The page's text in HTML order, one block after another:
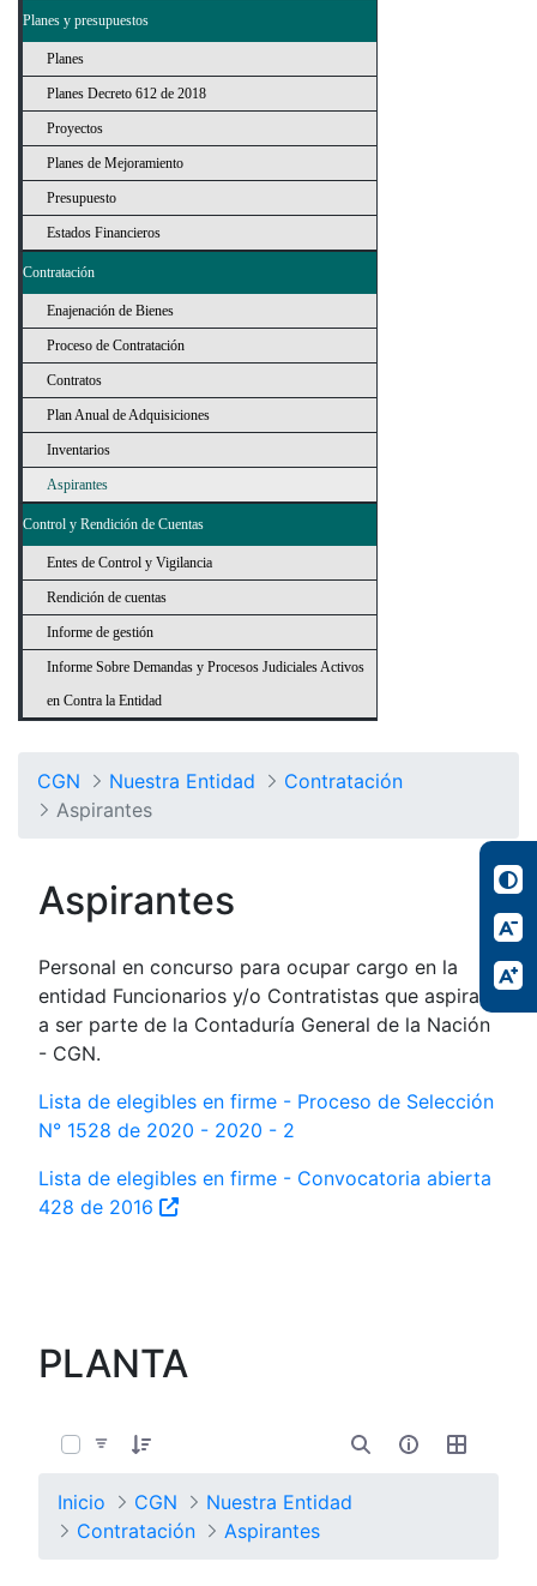
Planes y presupuestos
Planes
Planes Decreto 612 de 2018
Proyectos
Planes de Mejoramiento
Presupuesto
Estados Financieros
Contratación
Enajenación de Bienes
Proceso de Contratación
Contratos
Plan Anual de Adquisiciones
Inventarios
Aspirantes
Control y Rendición de Cuentas
Entes de Control y Vigilancia
Rendición de cuentas
Informe de gestión
Informe Sobre Demandas y Procesos Judiciales Activos
en Contra la Entidad
CGN Nuestra Entidad
Contratación
Aspirantes
Aspirantes
Personal en concurso para ocupar cargo en la
entidad Funcionarios y/o Contratistas que aspiran
a ser parte de la Contaduría General de la Nación
- CGN.
Lista de elegibles en firme - Proceso de Selección
N° 1528 de 2020 - 2020 - 2
Lista de elegibles en firme - Convocatoria abierta
428 de 2016
PLANTA
Inicio CGN
Nuestra Entidad
Contratación
Aspirantes